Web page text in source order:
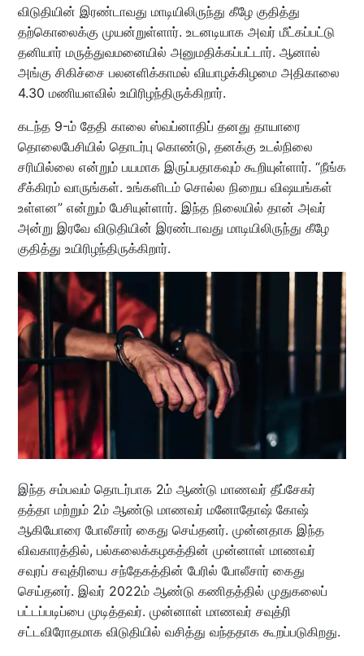
விடுதியின் இரண்டாவது மாடியிலிருந்து கீழே குதித்து
தற்கொலைக்கு முயன்றுள்ளார். உடனடியாக அவர் மீட்கப்பட்டு
தனியார் மருத்துவமனையில் அனுமதிக்கப்பட்டார். ஆனால்
அங்கு சிகிச்சை பலனளிக்காமல் வியாழக்கிழமை அதிகாலை
4.30 மணியளவில் உயிரிழந்திருக்கிறார்.
கடந்த 9-ம் தேதி காலை ஸ்வப்னாதிப் தனது தாயாரை
தொலைபேசியில் தொடர்பு கொண்டு, தனக்கு உடல்நிலை
சரியில்லை என்றும் பயமாக இருப்பதாகவும் கூறியுள்ளார். “நீங்க
சீக்கிரம் வாருங்கள். உங்களிடம் சொல்ல நிறைய விஷயங்கள்
உள்ளன” என்றும் பேசியுள்ளார். இந்த நிலையில் தான் அவர்
அன்று இரவே விடுதியின் இரண்டாவது மாடியிலிருந்து கீழே
குதித்து உயிரிழந்திருக்கிறார்.
இந்த சம்பவம் தொடர்பாக 2ம் ஆண்டு மாணவர் தீப்சேகர்
தத்தா மற்றும் 2ம் ஆண்டு மாணவர் மனோதோஷ் கோஷ்
ஆகியோரை போலீசார் கைது செய்தனர். முன்னதாக இந்த
விவகாரத்தில், பல்கலைக்கழகத்தின் முன்னாள் மாணவர்
சவுரப் சவுத்ரியை சந்தேகத்தின் பேரில் போலீசார் கைது
செய்தனர். இவர் 2022ம் ஆண்டு கணிதத்தில் முதுகலைப்
பட்டப்படிப்பை முடித்தவர். முன்னாள் மாணவர் சவுத்ரி
சட்டவிரோதமாக விடுதியில் வசித்து வந்ததாக கூறப்படுகிறது.